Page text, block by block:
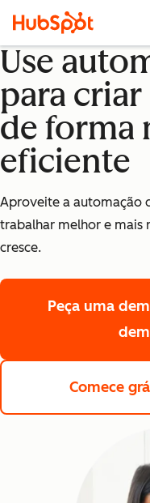
Use
para
de forma
eficiente
Aproveite a automação
trabalhar melhor e mais
cresce.
Peça uma
Comece